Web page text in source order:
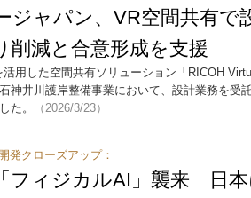
ジャパン、VR空間共有
削減と合意形成を支援
活用した空間共有ソリューション「RICOH
神井川護岸整備事業において、設計業務を受
た。
（2026/3/23）
発クローズアップ：
フィジカルAI」襲来 日